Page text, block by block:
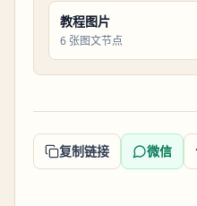
教程图片
6 张图文节点
复制链接 微信